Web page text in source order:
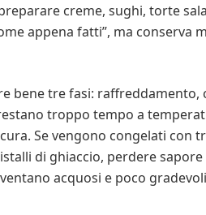
creme, sughi, torte
appena fatti”, ma conserva
bene tre fasi: raffreddamento,
troppo tempo a
Se vengono congelati con
di ghiaccio, perdere
acquosi e poco